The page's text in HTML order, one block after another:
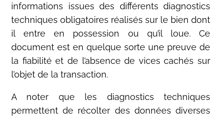
informations issues des différents diagnostics
techniques obligatoires réalisés sur le bien dont
il entre en possession ou qu’il loue. Ce
document est en quelque sorte une preuve de
la fiabilité et de l’absence de vices cachés sur
l’objet de la transaction.
A noter que les diagnostics techniques
permettent de récolter des données diverses